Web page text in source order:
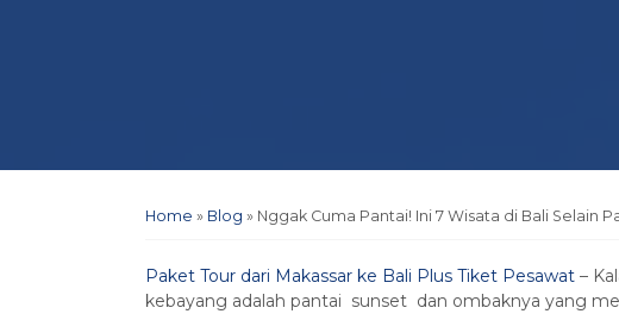
Home » Blog » Nggak Cuma Pantai! Ini 7 Wisata di Bali Selain
Paket Tour dari Makassar ke Bali Plus Tiket Pesawat –
kebayang adalah pantai sunset dan ombaknya yang